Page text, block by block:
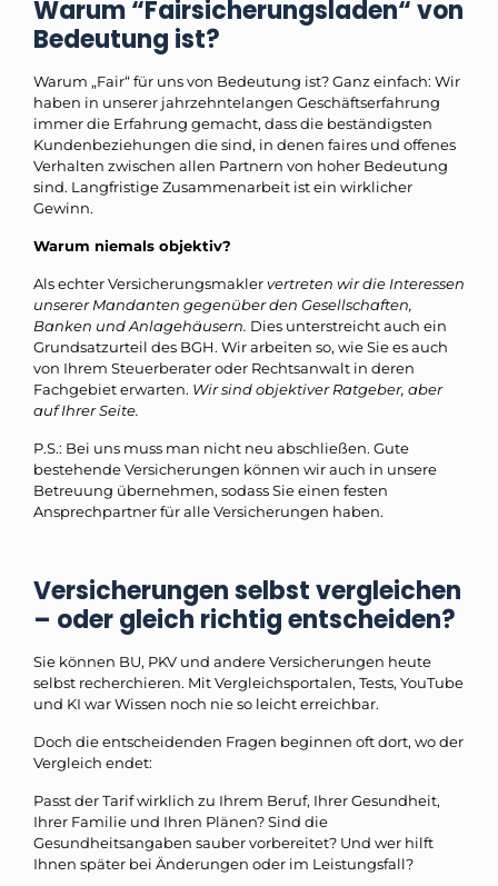
Warum “Fairsicherungsladen“ von
Bedeutung ist?
Warum „Fair“ für uns von Bedeutung ist? Ganz einfach: Wir
haben in unserer jahrzehntelangen Geschäftserfahrung
immer die Erfahrung gemacht, dass die beständigsten
Kundenbeziehungen die sind, in denen faires und offenes
Verhalten zwischen allen Partnern von hoher Bedeutung
sind. Langfristige Zusammenarbeit ist ein wirklicher
Gewinn.
Warum niemals objektiv?
Als echter Versicherungsmaklervertreten wir die Interessen
unserer Mandanten gegenüber den Gesellschaften,
Banken und Anlagehäusern. Dies unterstreicht auch ein
Grundsatzurteil des BGH. Wir arbeiten so, wie Sie es auch
von Ihrem Steuerberater oder Rechtsanwalt in deren
Fachgebiet erwarten. Wir sind objektiver Ratgeber, aber
auf Ihrer Seite.
P.S.: Bei uns muss man nicht neu abschließen. Gute
bestehende Versicherungen können wir auch in unsere
Betreuung übernehmen, sodass Sie einen festen
Ansprechpartner für alle Versicherungen haben.
Versicherungen selbst vergleichen
– oder gleich richtig entscheiden?
Sie können BU, PKV und andere Versicherungen heute
selbst recherchieren. Mit Vergleichsportalen, Tests, YouTube
und KI war Wissen noch nie so leicht erreichbar.
Doch die entscheidenden Fragen beginnen oft dort, wo der
Vergleich endet:
Passt der Tarif wirklich zu Ihrem Beruf, Ihrer Gesundheit,
Ihrer Familie und Ihren Plänen? Sind die
Gesundheitsangaben sauber vorbereitet? Und wer hilft
Ihnen später bei Änderungen oder im Leistungsfall?